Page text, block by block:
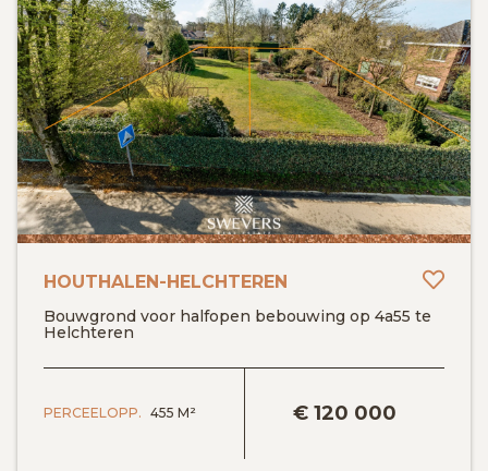
HOUTHALEN-HELCHTEREN
Bouwgrond voor halfopen bebouwing op 4a55 te
Helchteren
€ 120 000
PERCEELOPP. 455 M²
BEKIJK DETAILS